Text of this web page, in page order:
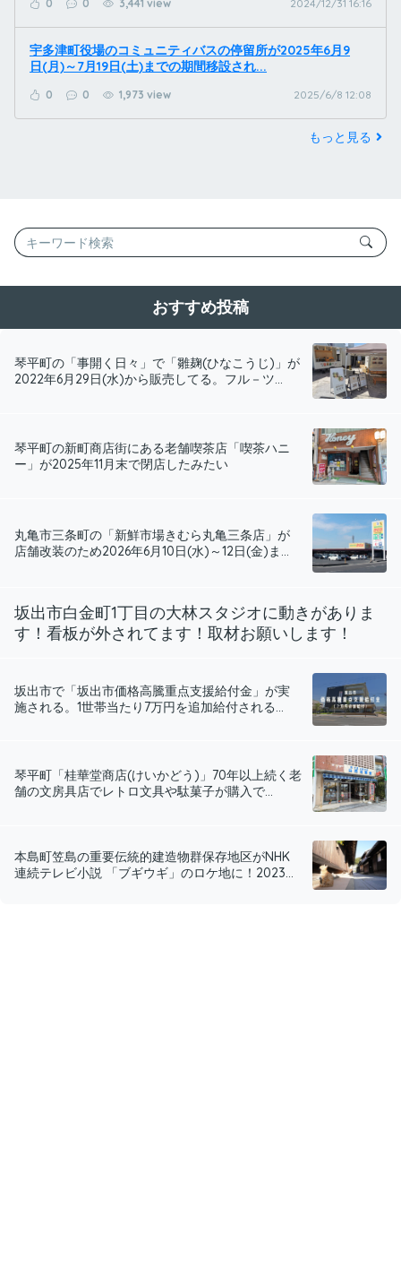
0 0 3,441 view 2024/12/31 16:16
宇多津町役場のコミュニティバスの停留所が2025年6月9
日(月)～7月19日(土)までの期間移設され...
0 0 1,973 view 2025/6/8 12:08
もっと見る
おすすめ投稿
琴平町の「事開く日々」で「雛麹(ひなこうじ)」が
2022年6月29日(水)から販売してる。フル－ツ...
琴平町の新町商店街にある老舗喫茶店「喫茶ハニ
ー」が2025年11月末で閉店したみたい
丸亀市三条町の「新鮮市場きむら丸亀三条店」が
店舗改装のため2026年6月10日(水)～12日(金)ま...
坂出市白金町1丁目の大林スタジオに動きがありま
す！看板が外されてます！取材お願いします！
坂出市で「坂出市価格高騰重点支援給付金」が実
施される。1世帯当たり7万円を追加給付される...
琴平町「桂華堂商店(けいかどう)」70年以上続く老
舗の文房具店でレトロ文具や駄菓子が購入で...
本島町笠島の重要伝統的建造物群保存地区がNHK
連続テレビ小説 「ブギウギ」のロケ地に！2023...